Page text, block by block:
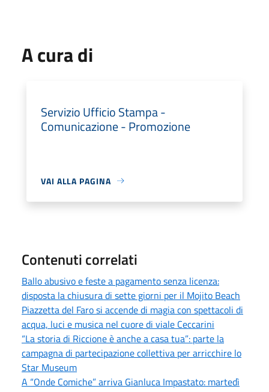
A cura di
Servizio Ufficio Stampa -
Comunicazione - Promozione
VAI ALLA PAGINA
Contenuti correlati
Ballo abusivo e feste a pagamento senza licenza:
disposta la chiusura di sette giorni per il Mojito Beach
Piazzetta del Faro si accende di magia con spettacoli di
acqua, luci e musica nel cuore di viale Ceccarini
“La storia di Riccione è anche a casa tua”: parte la
campagna di partecipazione collettiva per arricchire lo
Star Museum
A “Onde Comiche” arriva Gianluca Impastato: martedì